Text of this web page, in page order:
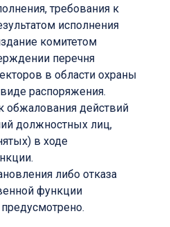
требования к
исполнения
комитетом
перечня
в области охраны
распоряжения.
обжалования действий
должностных лиц,
в ходе
либо отказа
функции